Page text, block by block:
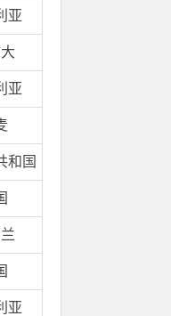
亚
亚
和国
亚